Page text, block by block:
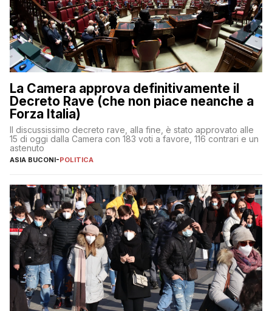
La Camera approva definitivamente il
Decreto Rave (che non piace neanche a
Forza Italia)
Il discussissimo decreto rave, alla fine, è stato approvato alle
15 di oggi dalla Camera con 183 voti a favore, 116 contrari e un
astenuto
ASIA BUCONI-POLITICA